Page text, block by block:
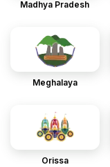
Madhya Pradesh
Meghalaya
Orissa